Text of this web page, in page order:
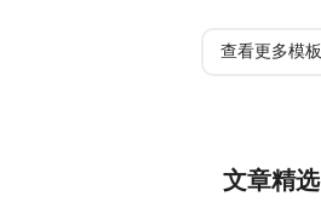
查看更多模板
文章精选